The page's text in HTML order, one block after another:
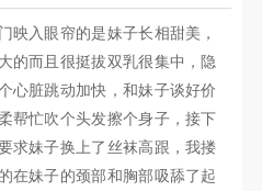
映入眼帘的是妹子长相甜美，
的而且很挺拔双乳很集中，隐
心脏跳动加快，和妹子谈好价
帮忙吹个头发擦个身子，接下
求妹子换上了丝袜高跟，我搂
在妹子的颈部和胸部吸舔了起